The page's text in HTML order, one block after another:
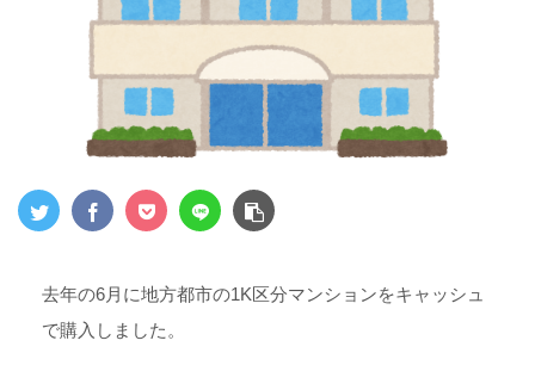
去年の6月に地方都市の1K区分マンションをキャッシュ
で購入しました。